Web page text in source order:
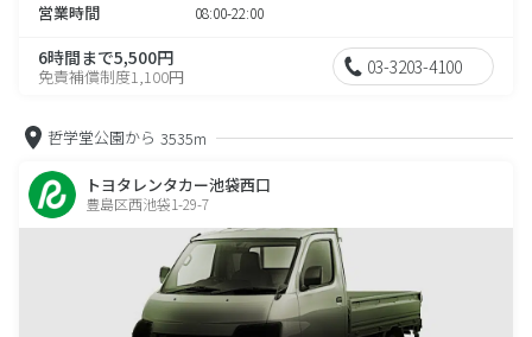
営業時間 08:00-22:00
6時間まで5,500円
免責補償制度1,100円 03-3203-4100
哲学堂公園から 3535m
トヨタレンタカー池袋西口
豊島区西池袋1-29-7